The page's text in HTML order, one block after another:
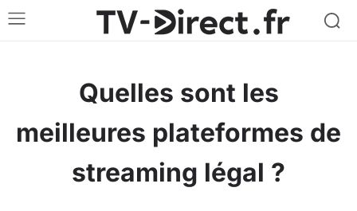
Quelles sont les
meilleures plateformes de
streaming légal ?